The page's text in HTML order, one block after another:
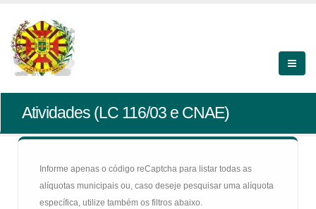
Atividades (LC 116/03 e CNAE)
Informe apenas o código reCaptcha para listar todas as
alíquotas municipais ou, caso deseje pesquisar uma alíquota
específica, utilize também os filtros abaixo.